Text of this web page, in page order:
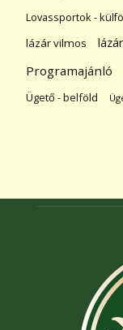
Lovassportok -
lázár vilmos
Programajánló
Ügető - belföld